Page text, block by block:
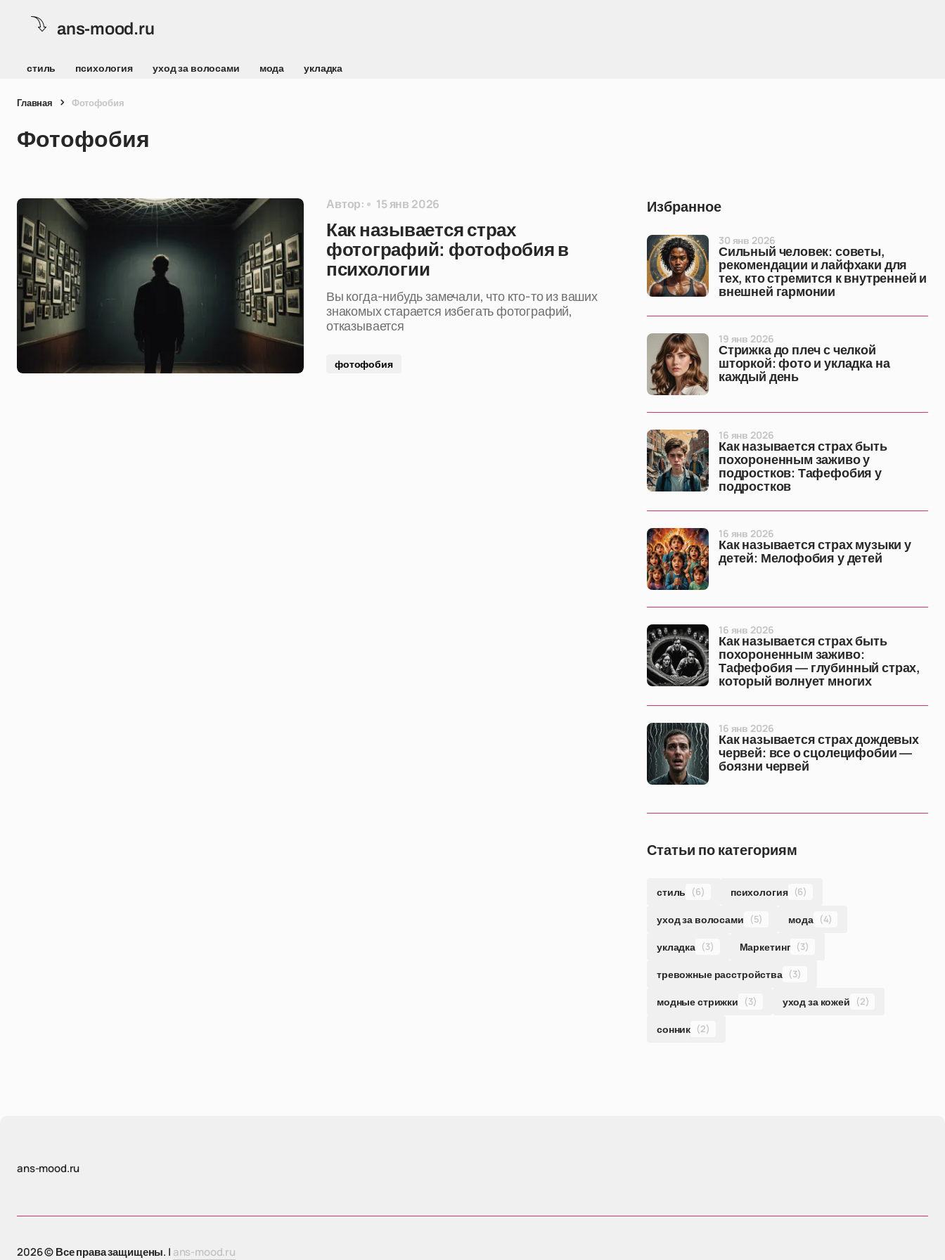
ans-mood.ru
стиль психология уход за волосами мода укладка
Главная Фотофобия
Фотофобия
Автор: 15 янв 2026
Как называется страх
фотографий: фотофобия в
психологии
Вы когда-нибудь замечали, что кто-то из ваших
знакомых старается избегать фотографий,
отказывается
фотофобия
Избранное
Сильный человек: советы,
рекомендации и лайфхаки для
тех, кто стремится к внутренней и
внешней гармонии
30 янв 2026
Стрижка до плеч с челкой
шторкой: фото и укладка на
каждый день
19 янв 2026
Как называется страх быть
похороненным заживо у
подростков: Тафефобия у
подростков
16 янв 2026
Как называется страх музыки у
детей: Мелофобия у детей
16 янв 2026
Как называется страх быть
похороненным заживо:
Тафефобия — глубинный страх,
который волнует многих
16 янв 2026
Как называется страх дождевых
червей: все о сцолецифобии —
боязни червей
16 янв 2026
Статьи по категориям
стиль (6) психология (6)
уход за волосами (5) мода (4)
укладка (3) Маркетинг (3)
тревожные расстройства (3)
модные стрижки (3) уход за кожей (2)
сонник (2)
ans-mood.ru
2026 © Все права защищены. | ans-mood.ru